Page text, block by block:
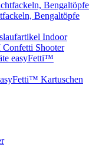
Bengaltöpfe
Indoor
Shooter
easyFetti™
Kartuschen